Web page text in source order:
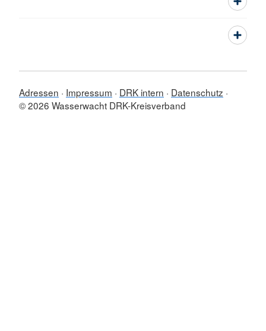
Adressen Impressum DRK intern
Datenschutz
© 2026 Wasserwacht DRK-Kreisverband